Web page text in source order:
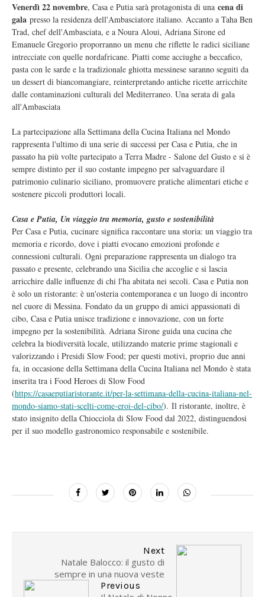
Venerdì 22 novembre, Casa e Putia sarà protagonista di una cena di
gala presso la residenza dell'Ambasciatore italiano. Accanto a Taha Ben
Trad, chef dell'Ambasciata, e a Noura Aloui, Adriana Sirone ed
Emanuele Gregorio proporranno un menu che riflette le radici siciliane
intrecciate con quelle nordafricane. Piatti come acciughe a beccafico,
pasta con le sarde e la tradizionale ghiotta messinese saranno seguiti da
un dessert di biancomangiare, reinterpretando antiche ricette arricchite
dalle contaminazioni culturali del Mediterraneo. Una serata di gala
all'Ambasciata
La partecipazione alla Settimana della Cucina Italiana nel Mondo
rappresenta l'ultimo di una serie di successi per Casa e Putia, che in
passato ha più volte partecipato a Terra Madre - Salone del Gusto e si è
sempre distinto per il suo costante impegno per salvaguardare il
patrimonio culinario siciliano, promuovere pratiche alimentari etiche e
sostenere piccoli produttori locali.
Casa e Putia, Un viaggio tra memoria, gusto e sostenibilità
Per Casa e Putia, cucinare significa raccontare una storia: un viaggio tra
memoria e ricordo, dove i piatti evocano emozioni profonde e
connessioni culturali. Ogni preparazione rappresenta un dialogo tra
passato e presente, celebrando una Sicilia che accoglie e si lascia
arricchire dalle influenze di chi l'ha abitata nei secoli. Casa e Putia non
è solo un ristorante: è un'osteria contemporanea e un luogo di incontro
nel cuore di Messina. Fondato da un gruppo di amici appassionati di
cibo, Casa e Putia unisce tradizione e innovazione, con un forte
impegno per la sostenibilità. Adriana Sirone guida una cucina che
celebra la biodiversità locale, utilizzando materie prime stagionali e
valorizzando i Presidi Slow Food; per questi motivi, proprio due anni
fa, in occasione della Settimana della Cucina Italiana nel Mondo è stata
inserita tra i Food Heroes di Slow Food
(https://casaeputiaristorante.it/per-la-settimana-della-cucina-italiana-nel-
mondo-siamo-stati-scelti-come-eroi-del-cibo/). Il ristorante, inoltre, è
stato insignito della Chiocciola di Slow Food dal 2022, distinguendosi
per il suo modello gastronomico responsabile e sostenibile.
Next
Natale Balocco: il gusto di
sempre in una nuova veste
Previous